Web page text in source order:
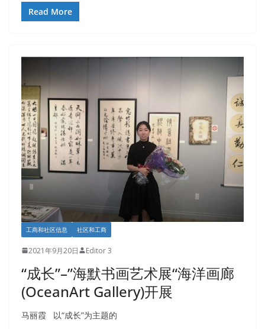
Read More
工商和社区信息 社区和工商
2021年9月20日 Editor 3
“成长”–”海默书画艺术展“海洋画廊
(OceanArt Gallery)开展
马丽霞 以“成长”为主题的